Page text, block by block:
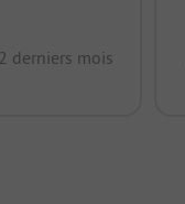
derniers mois